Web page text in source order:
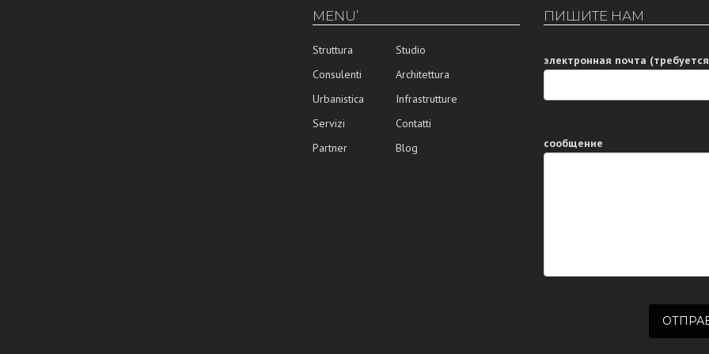
MENU’
Struttura
Studio
Consulenti
Architettura
Urbanistica
Infrastrutture
Servizi
Contatti
Partner
Blog
ПИШИТЕ НАМ
электронная почта
сообщение